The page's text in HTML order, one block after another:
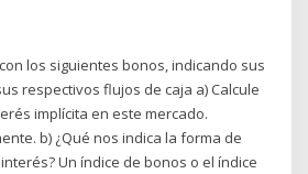
los siguientes bonos, indicando sus
respectivos flujos de caja a) Calcule
implícita en este mercado.
b) ¿Qué nos indica la forma de
Un índice de bonos o el índice